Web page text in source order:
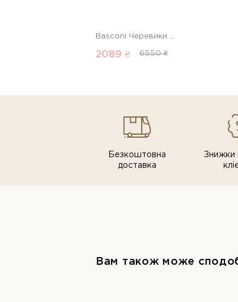
2089 ₴ 6550 ₴
Безкоштовна
доставка
Знижки
Вам також може